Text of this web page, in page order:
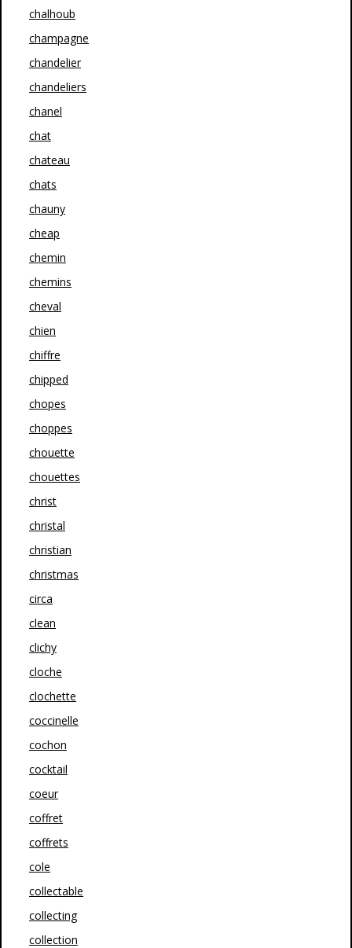
chalhoub
champagne
chandelier
chandeliers
chanel
chat
chateau
chats
chauny
cheap
chemin
chemins
cheval
chien
chiffre
chipped
chopes
choppes
chouette
chouettes
christ
christal
christian
christmas
circa
clean
clichy
cloche
clochette
coccinelle
cochon
cocktail
coeur
coffret
coffrets
cole
collectable
collecting
collection